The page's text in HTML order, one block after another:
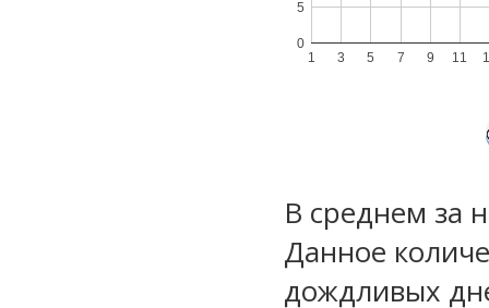
1 3 5 7 9 11
0
5
В среднем за
Данное
дождливых